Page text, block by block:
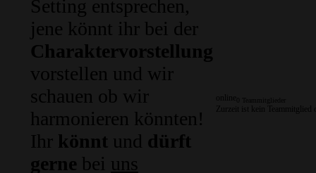
Setting entsprechen,
jene könnt ihr bei der
Charaktervorstellung
vorstellen und wir
schauen ob wir
harmonieren könnten!
Ihr könnt und dürft
gerne bei uns
online
Zurzeit ist kein Teammitglied